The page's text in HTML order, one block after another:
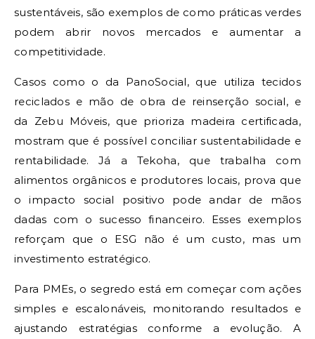
sustentáveis, são exemplos de como práticas verdes
podem abrir novos mercados e aumentar a
competitividade.
Casos como o da PanoSocial, que utiliza tecidos
reciclados e mão de obra de reinserção social, e
da Zebu Móveis, que prioriza madeira certificada,
mostram que é possível conciliar sustentabilidade e
rentabilidade. Já a Tekoha, que trabalha com
alimentos orgânicos e produtores locais, prova que
o impacto social positivo pode andar de mãos
dadas com o sucesso financeiro. Esses exemplos
reforçam que o ESG não é um custo, mas um
investimento estratégico.
Para PMEs, o segredo está em começar com ações
simples e escalonáveis, monitorando resultados e
ajustando estratégias conforme a evolução. A